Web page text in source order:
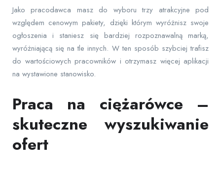
Jako pracodawca masz do wyboru trzy atrakcyjne pod
względem cenowym pakiety, dzięki którym wyróżnisz swoje
ogłoszenia i staniesz się bardziej rozpoznawalną marką,
wyróżniającą się na tle innych. W ten sposób szybciej trafisz
do wartościowych pracowników i otrzymasz więcej aplikacji
na wystawione stanowisko.
Praca na ciężarówce –
skuteczne wyszukiwanie
ofert